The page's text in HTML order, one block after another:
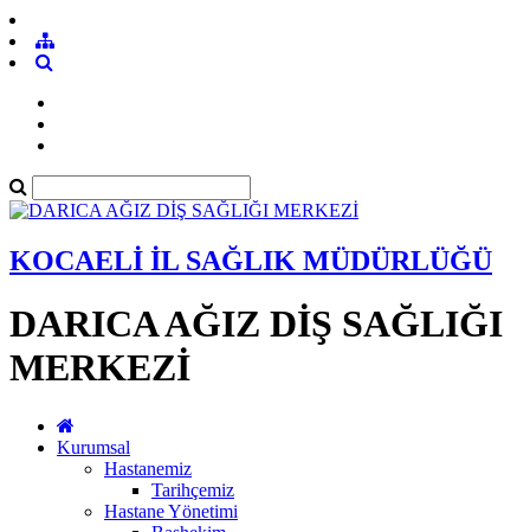
KOCAELİ İL SAĞLIK MÜDÜRLÜĞÜ
DARICA AĞIZ DİŞ SAĞLIĞI
MERKEZİ
Kurumsal
Hastanemiz
Tarihçemiz
Hastane Yönetimi